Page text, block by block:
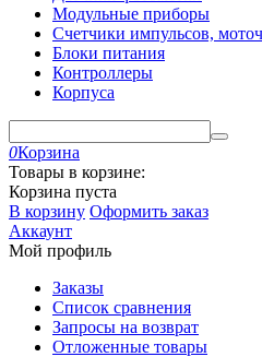
Модульные приборы
Счетчики импульсов,
Блоки питания
Контроллеры
Корпуса
0Корзина
Товары в корзине:
Корзина пуста
В корзину Оформить заказ
Аккаунт
Мой профиль
Заказы
Список сравнения
Запросы на возврат
Отложенные товары